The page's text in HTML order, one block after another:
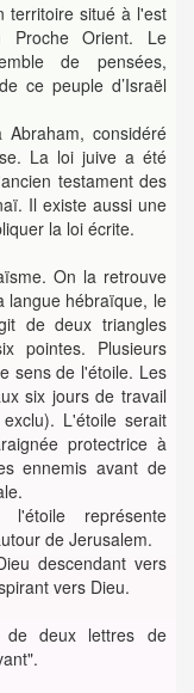
territoire situé à l'est
Proche Orient. Le
de pensées,
ce peuple d’Israël
considéré
La loi juive a été
testament des
Il existe aussi une
la loi écrite.
On la retrouve
langue hébraïque, le
de deux triangles
pointes. Plusieurs
sens de l'étoile. Les
six jours de travail
L'étoile serait
protectrice à
ennemis avant de
représente
de Jerusalem.
descendant vers
vers Dieu.
deux lettres de